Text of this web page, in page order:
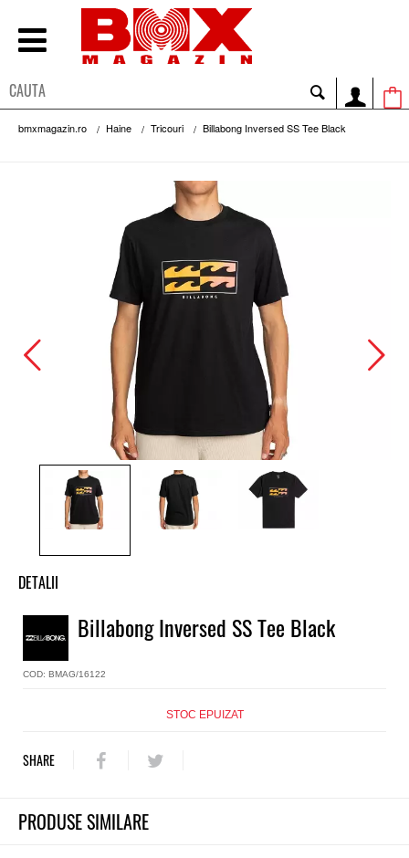
bmxmagazin.ro Haine Tricouri Billabong Inversed SS Tee Black
DETALII
Billabong Inversed SS Tee Black
COD: BMAG/16122
STOC EPUIZAT
SHARE
PRODUSE SIMILARE